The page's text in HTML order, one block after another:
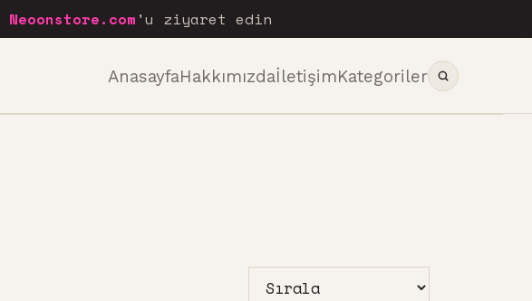
Neoonstore.com 'u ziyaret edin
AnasayfaHakkımızdaİletişimKategoriler